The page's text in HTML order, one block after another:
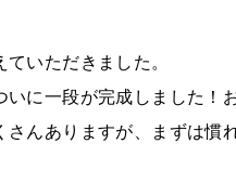
いただきました。
に一段が完成しました！
んありますが、まずは慣